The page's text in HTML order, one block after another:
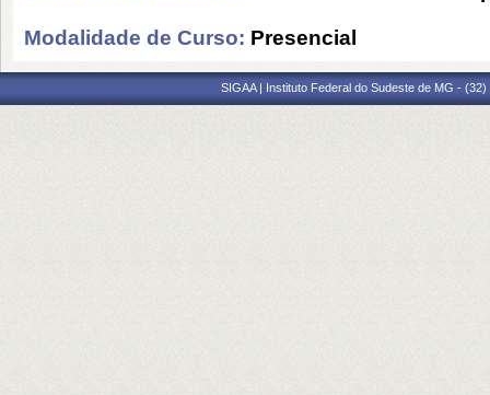
Modalidade de Curso: Presencial
SIGAA | Instituto Federal do Sudeste de MG -